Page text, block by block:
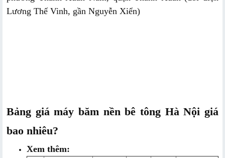
Lương Thế Vinh, gần Nguyễn Xiển)
Bảng giá máy băm nền bê tông Hà Nội giá
bao nhiêu?
Xem thêm: